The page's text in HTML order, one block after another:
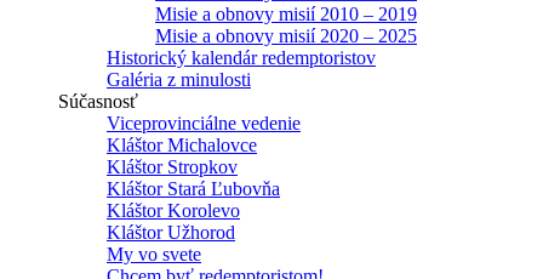
Misie a obnovy misií 2010 – 2019
Misie a obnovy misií 2020 – 2025
Historický kalendár redemptoristov
Galéria z minulosti
Súčasnosť
Viceprovinciálne vedenie
Kláštor Michalovce
Kláštor Stropkov
Kláštor Stará Ľubovňa
Kláštor Korolevo
Kláštor Užhorod
My vo svete